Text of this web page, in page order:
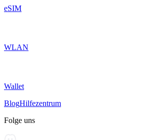
eSIM
WLAN
Wallet
BlogHilfezentrum
Folge uns